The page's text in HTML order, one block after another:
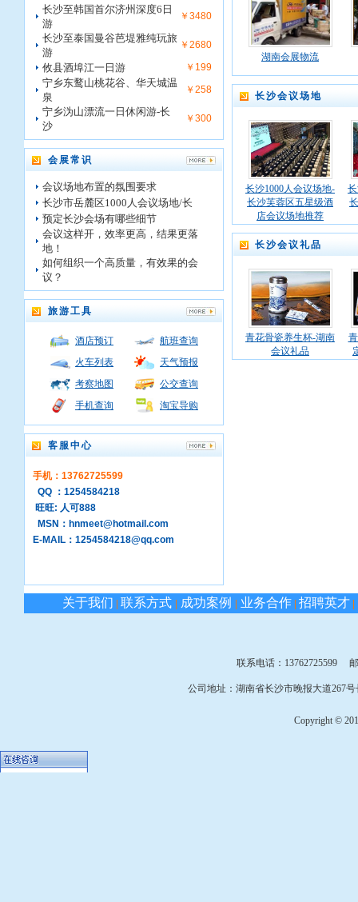
长沙至韩国首尔济州深度6日
游
￥3480
长沙至泰国曼谷芭堤雅纯玩旅
游
￥2680
攸县酒埠江一日游 ￥199
宁乡东鹜山桃花谷、华天城温
泉
￥258
宁乡沩山漂流一日休闲游-长
沙
￥300
会展常识
会议场地布置的氛围要求
长沙市岳麓区1000人会议场地/长
预定长沙会场有哪些细节
会议这样开，效率更高，结果更落
地！
如何组织一个高质量，有效果的会
议？
旅游工具
酒店预订
航班查询
火车列表
天气预报
考察地图
公交查询
手机查询
淘宝导购
客服中心
手机：13762725599
QQ ：1254584218
旺旺: 人可888
MSN：hnmeet@hotmail.com
E-MAIL：1254584218@qq.com
湖南会展物流
长沙会议场地
长沙1000人会议场地-
长沙芙蓉区五星级酒
店会议场地推荐
长沙会议礼品
青花骨瓷养生杯-湖南
会议礼品
关于我们 | 联系方式 | 成功案例 | 业务合作 | 招聘英才 |
联系电话：13762725599
公司地址：湖南省长沙市晚报大道267
Copyright ©